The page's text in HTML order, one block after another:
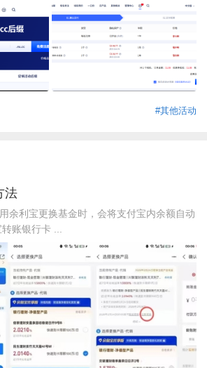
#其他活动
法
余利宝更换基金时，会将支付宝内余额自动
账银行卡 ...